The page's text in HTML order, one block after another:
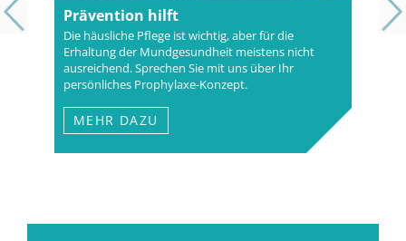
Prävention hilft
Die häusliche Pflege ist wichtig, aber für die
Erhaltung der Mundgesundheit meistens nicht
ausreichend. Sprechen Sie mit uns über Ihr
persönliches Prophylaxe-Konzept.
MEHR DAZU